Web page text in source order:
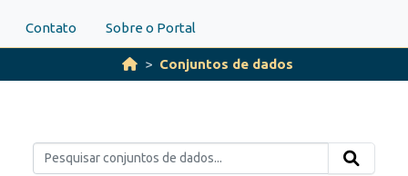
Contato Sobre o Portal
Conjuntos de dados